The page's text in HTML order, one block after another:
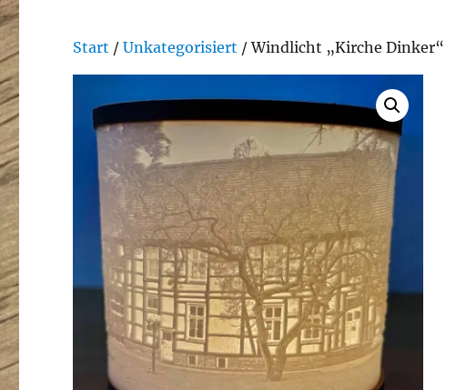
Start /Unkategorisiert / Windlicht „Kirche Dinker“